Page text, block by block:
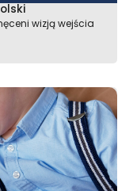
wizją wejścia